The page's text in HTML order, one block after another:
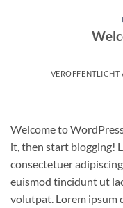
VERÖFFENTLICHT
Welcome to
it, then start blogging!
consectetuer
euismod tincidunt ut
volutpat. Lorem ipsum